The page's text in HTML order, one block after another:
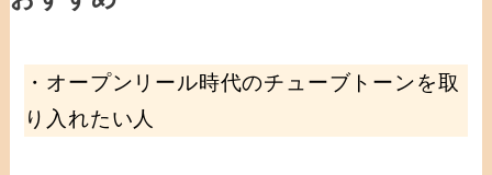
・オープンリール時代のチューブトーンを取
り入れたい人